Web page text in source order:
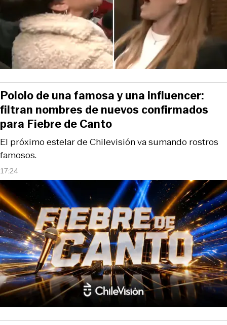
17:24
El próximo estelar de Chilevisión va sumando rostros
famosos.
Pololo de una famosa y una influencer:
filtran nombres de nuevos confirmados
para Fiebre de Canto